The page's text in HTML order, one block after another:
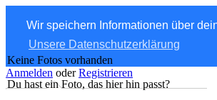
Wir speichern Informationen über
Unsere Datenschutzerklärung
Anmelden oder Registrieren
Keine Fotos vorhanden
Du hast ein Foto, das hier hin passt?